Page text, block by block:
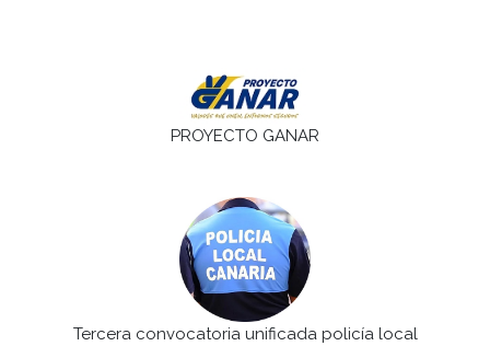
PROYECTO GANAR
Tercera convocatoria unificada policía local